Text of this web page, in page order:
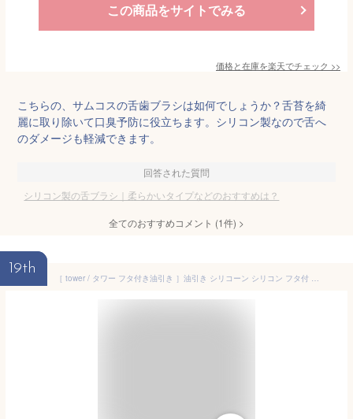
この商品をサイトでみる
価格と在庫を楽天でチェック >>
こちらの、サムコスの舌歯ブラシは如何でしょうか？舌苔を綺
麗に取り除いて口臭予防に役立ちます。シリコン製なので舌へ
のダメージも軽減できます。
回答された質問
シリコン製の舌ブラシ｜柔らかいタイプなどのおすすめは？
全てのおすすめコメント (1件) >
19th
［ tower / タワー フタ付き油引き ］油引き シリコーン シリコン フタ付 自立 刷毛 キッチンツール スリム スティック ハケ たこ焼き器 おしゃれ 北欧 yamazaki 山崎実業【ポイント5倍】 公式